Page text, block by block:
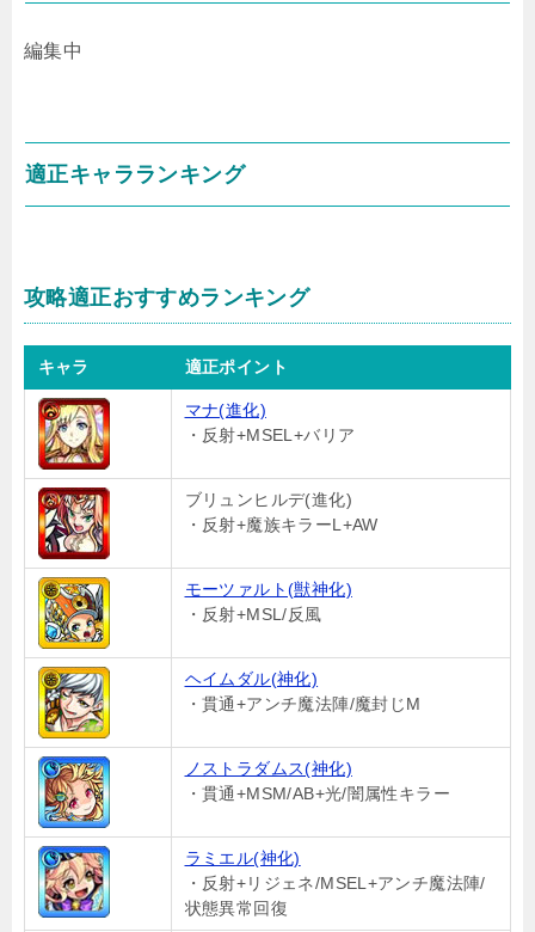
編集中
適正キャラランキング
攻略適正おすすめランキング
キャラ 適正ポイント
マナ(進化)
・反射+MSEL+バリア
ブリュンヒルデ(進化)
・反射+魔族キラーL+AW
モーツァルト(獣神化)
・反射+MSL/反風
ヘイムダル(神化)
・貫通+アンチ魔法陣/魔封じM
ノストラダムス(神化)
・貫通+MSM/AB+光/闇属性キラー
ラミエル(神化)
・反射+リジェネ/MSEL+アンチ魔法陣/
状態異常回復